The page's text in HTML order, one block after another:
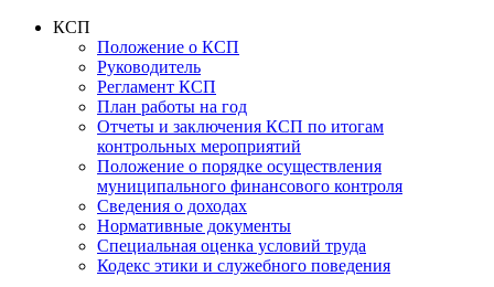
КСП
Положение о КСП
Руководитель
Регламент КСП
План работы на год
Отчеты и заключения КСП по итогам
контрольных мероприятий
Положение о порядке осуществления
муниципального финансового контроля
Сведения о доходах
Нормативные документы
Специальная оценка условий труда
Кодекс этики и служебного поведения